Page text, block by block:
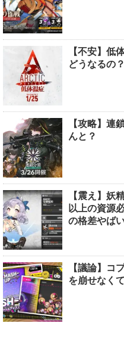
【不安】低
どうなるの
【攻略】連
んと？
【震え】妖
以上の資源
の格差やば
【議論】コ
を崩せなく